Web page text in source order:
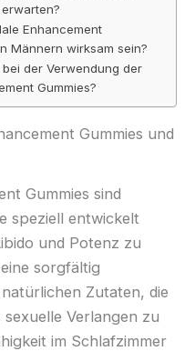
Enhancement
Männern wirksam sein?
der Verwendung der
Gummies?
Gummies und
Gummies sind
speziell entwickelt
und Potenz zu
sorgfältig
Zutaten, die
Verlangen zu
im Schlafzimmer